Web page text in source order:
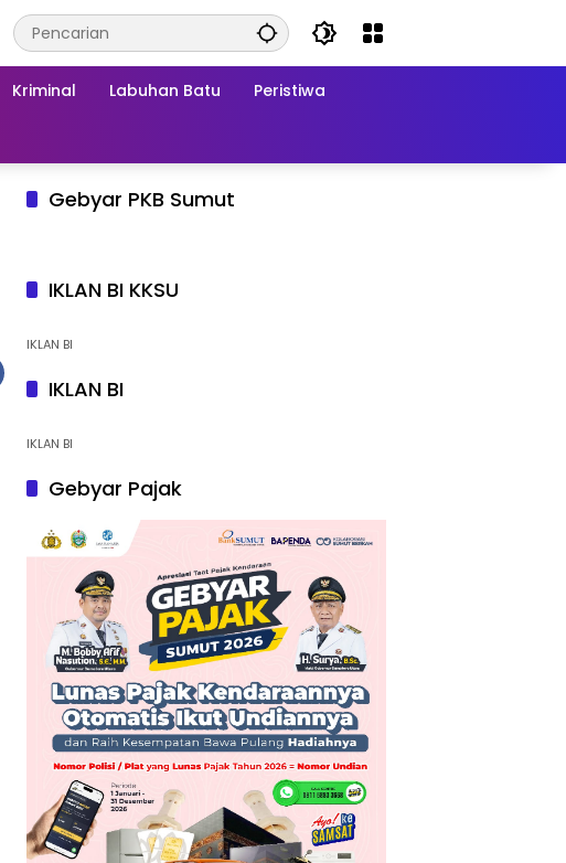
Kriminal Labuhan Batu Peristiwa
Gebyar PKB Sumut
IKLAN BI KKSU
IKLAN BI
IKLAN BI
IKLAN BI
Gebyar Pajak